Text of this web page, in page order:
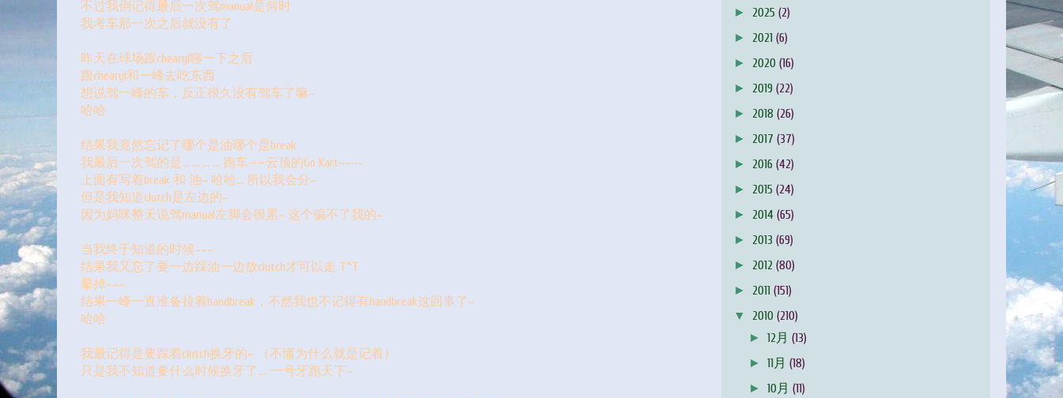
不过我倒记得最后一次驾manual是何时
我考车那一次之后就没有了
昨天在球场跟chearyl聊一下之后
跟chearyl和一峰去吃东西
想说驾一峰的车，反正很久没有驾车了嘛~
哈哈
结果我竟然忘记了哪个是油哪个是break
我最后一次驾的是... ... ... ... 跑车——云顶的Go Kart~~~~
上面有写着break 和 油~ 哈哈... 所以我会分~
但是我知道clutch是左边的~
因为妈咪整天说驾manual左脚会很累~ 这个骗不了我的~
当我终于知道的时候~~~
结果我又忘了要一边踩油一边放clutch才可以走 T^T
晕掉~~~
结果一峰一直准备拉着handbreak，不然我也不记得有handbreak这回事了~
哈哈
我最记得是要踩着clutch换牙的~ （不懂为什么就是记着）
只是我不知道要什么时候换牙了.... 一号牙跑天下~
► 2025 (2)
► 2021 (6)
► 2020 (16)
► 2019 (22)
► 2018 (26)
► 2017 (37)
► 2016 (42)
► 2015 (24)
► 2014 (65)
► 2013 (69)
► 2012 (80)
► 2011 (151)
▼ 2010 (210)
►12月(13)
►11月(18)
►10月(11)